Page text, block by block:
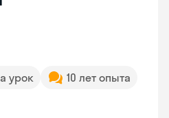
урок
10 лет опыта